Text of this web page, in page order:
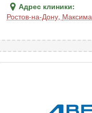
Адрес клиники:
Ростов-на-Дону,